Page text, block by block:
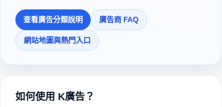
查看廣告分類說明 廣告商 FAQ
網站地圖與熱門入口
如何使用 K廣告？